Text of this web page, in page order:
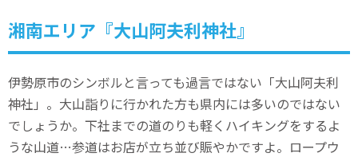
湘南エリア『大山阿夫利神社』
伊勢原市のシンボルと言っても過言ではない「大山阿夫利
神社」。大山詣りに行かれた方も県内には多いのではない
でしょうか。下社までの道のりも軽くハイキングをするよ
うな山道…参道はお店が立ち並び賑やかですよ。ロープウ